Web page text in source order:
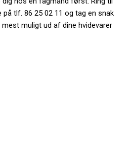
tlf. 86 25 02 11 og tag en snak
muligt ud af dine hvidevarer